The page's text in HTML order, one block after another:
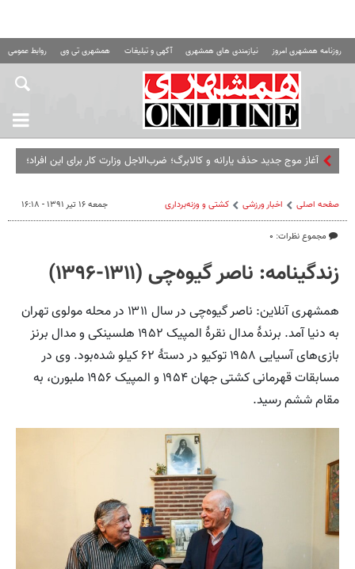
روزنامه همشهری امروز نیازمندی های همشهری آگهی و تبلیغات همشهری تی وی روابط عمومی
آغاز موج جدید حذف یارانه و کالابرگ؛ ضرب‌الاجل وزارت کار برای این افراد؛
صفحه اصلی اخبار ورزشی کشتی و وزنه‌برداری
مجموع نظرات: ۰
جمعه ۱۶ تیر ۱۳۹۱ - ۱۶:۱۸
زندگینامه: ناصر گیوه‌چی (۱۳۱۱-۱۳۹۶)
همشهری آنلاین: ناصر گیوه‌چی در سال ۱۳۱۱ در محله مولوی تهران
به دنیا آمد. برندهٔ مدال نقرهٔ المپیک ۱۹۵۲ هلسینکی و مدال برنز
بازی‌های آسیایی ۱۹۵۸ توکیو در دستهٔ ۶۲ کیلو شده‌بود. وی در
مسابقات قهرمانی کشتی جهان ۱۹۵۴ و المپیک ۱۹۵۶ ملبورن، به
مقام ششم رسید.